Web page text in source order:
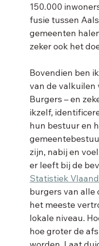
150.000
fusie tussen
gemeenten
zeker ook het
Bovendien ben
van de valkuilen
Burgers – en
ikzelf,
hun bestuur en
zijn, nabij en
er leeft bij de
Statistiek
burgers van alle
het meeste
lokale niveau.
hoe groter de